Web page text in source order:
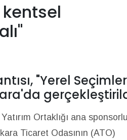
"Yerel
Ortaklığı ana
Ticaret Odasının (ATO)